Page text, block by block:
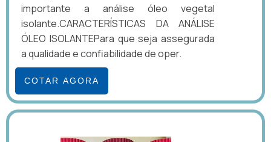
importante a análise óleo vegetal
isolante.CARACTERÍSTICAS DA ANÁLISE
ÓLEO ISOLANTEPara que seja assegurada
a qualidade e confiabilidade de oper.
COTAR AGORA